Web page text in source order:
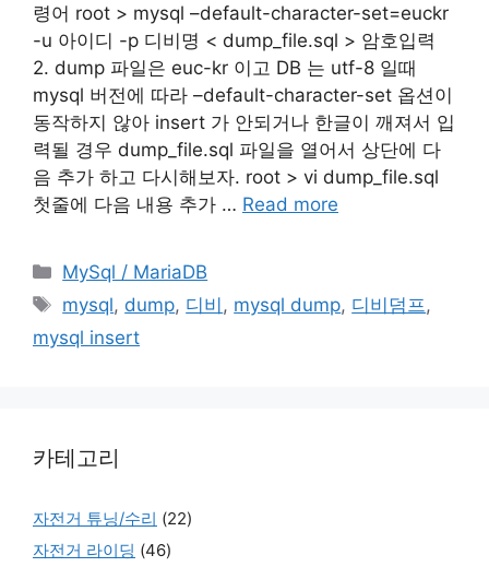
령어 root > mysql –default-character-set=euckr
-u 아이디 -p 디비명 < dump_file.sql > 암호입력
2. dump 파일은 euc-kr 이고 DB 는 utf-8 일때
mysql 버전에 따라 –default-character-set 옵션이
동작하지 않아 insert 가 안되거나 한글이 깨져서 입
력될 경우 dump_file.sql 파일을 열어서 상단에 다
음 추가 하고 다시해보자. root > vi dump_file.sql
첫줄에 다음 내용 추가 … Read more
Categories
MySql / MariaDB
Tags
mysql, dump, 디비 , mysql dump, 디비덤프 ,
mysql insert
카테고리
자전거 튜닝/수리 (22)
자전거 라이딩 (46)